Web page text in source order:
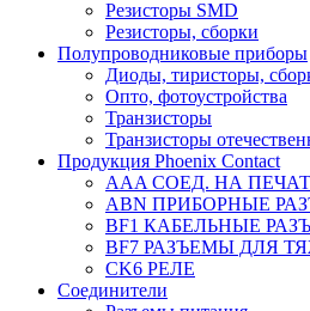
Резисторы SMD
Резисторы, сборки
Полупроводниковые приборы
Диоды, тиристоры,
Опто, фотоустройства
Транзисторы
Транзисторы
Продукция Phoenix Contact
AAA СОЕД. НА
ABN ПРИБОРНЫЕ
BF1 КАБЕЛЬНЫЕ
BF7 РАЗЪЕМЫ ДЛЯ
CK6 РЕЛЕ
Соединители